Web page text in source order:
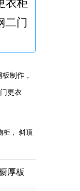
衣柜
二门
制作，
更衣
柜， 斜顶
厚板